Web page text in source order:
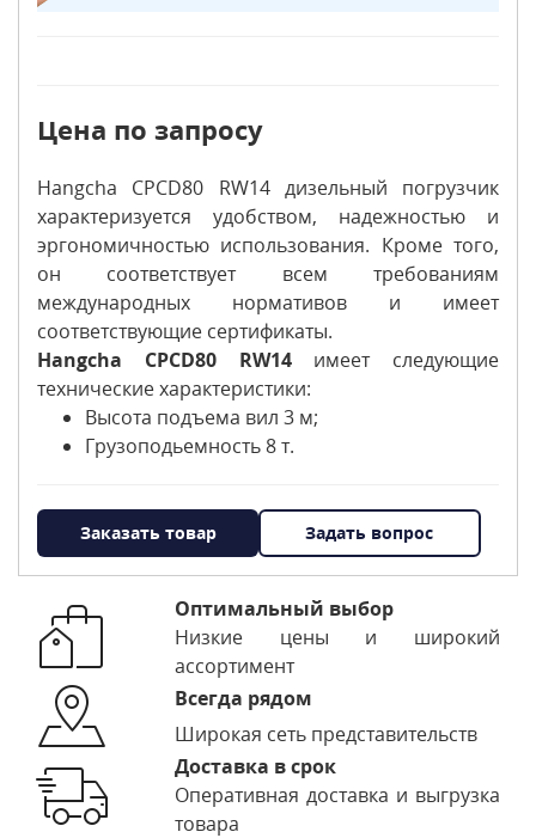
Цена по запросу
Hangcha CPCD80 RW14 дизельный погрузчик
характеризуется удобством, надежностью и
эргономичностью использования. Кроме того,
он соответствует всем требованиям
международных нормативов и имеет
соответствующие сертификаты.
Hangcha CPCD80 RW14имеет следующие
технические характеристики:
Высота подъема вил 3 м;
Грузоподьемность 8 т.
Заказать товар Задать вопрос
Оптимальный выбор
Низкие цены и широкий
ассортимент
Всегда рядом
Широкая сеть представительств
Доставка в срок
Оперативная доставка и выгрузка
товара